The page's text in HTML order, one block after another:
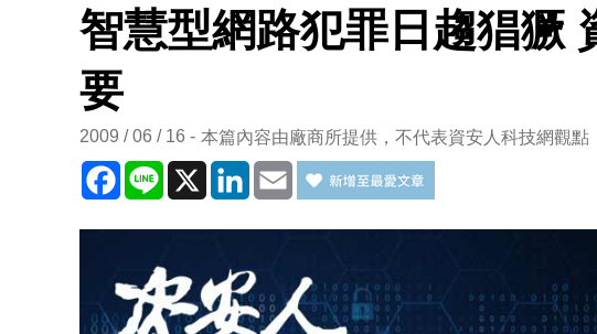
智慧型網路犯罪日趨猖獗
要
2009 / 06 / 16 本篇內容由廠商所提供，不代表資安人科技網觀點
Facebook
Line X LinkedInEmail